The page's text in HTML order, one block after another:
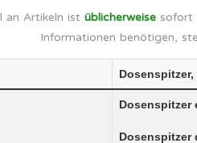
an Artikeln ist üblicherweisesofort
Informationen benötigen,
Dosenspitzer
Dosenspitzer